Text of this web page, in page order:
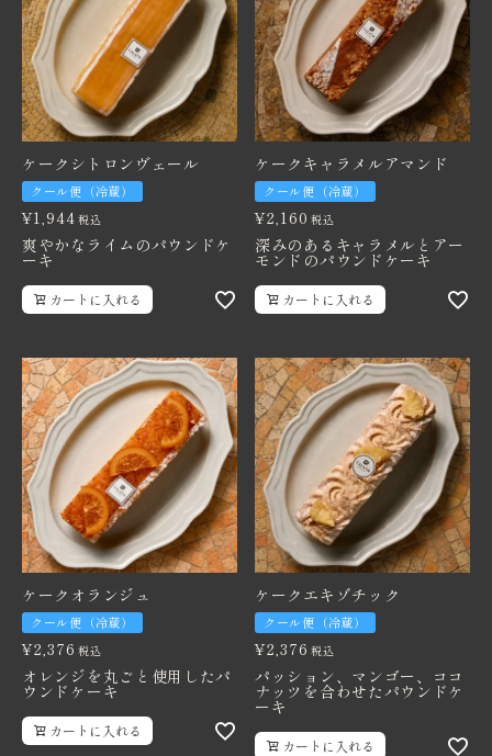
ケークシトロンヴェール
クール便（冷蔵）
¥1,944 税込
爽やかなライムのパウンドケ
ーキ
カートに入れる
ケークキャラメルアマンド
クール便（冷蔵）
¥2,160 税込
深みのあるキャラメルとアー
モンドのパウンドケーキ
カートに入れる
ケークオランジュ
クール便（冷蔵）
¥2,376 税込
オレンジを丸ごと使用したパ
ウンドケーキ
カートに入れる
ケークエキゾチック
クール便（冷蔵）
¥2,376 税込
パッション、マンゴー、ココ
ナッツを合わせたパウンドケ
ーキ
カートに入れる